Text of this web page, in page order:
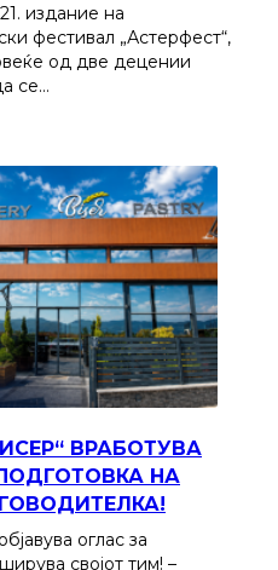
издание на
фестивал „Астерфест“,
од две децении
се…
ВРАБОТУВА
НА
оглас за
својот тим! –